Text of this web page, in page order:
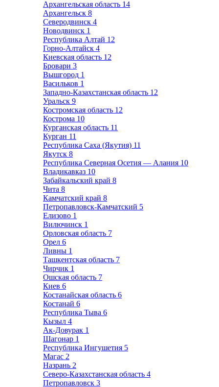
Архангельская область 14
Архангельск 8
Северодвинск 4
Новодвинск 1
Республика Алтай 12
Горно-Алтайск 4
Киевская область 12
Бровари 3
Вышгород 1
Васильков 1
Западно-Казахстанская область 12
Уральск 9
Костромская область 12
Кострома 10
Курганская область 11
Курган 11
Республика Саха (Якутия) 11
Якутск 8
Республика Северная Осетия — Алания 10
Владикавказ 10
Забайкальский край 8
Чита 8
Камчатский край 8
Петропавловск-Камчатский 5
Елизово 1
Вилючинск 1
Орловская область 7
Орел 6
Ливны 1
Ташкентская область 7
Чирчик 1
Ошская область 7
Киев 6
Костанайская область 6
Костанай 6
Республика Тыва 6
Кызыл 4
Ак-Довурак 1
Шагонар 1
Республика Ингушетия 5
Магас 2
Назрань 2
Северо-Казахстанская область 4
Петропавловск 3